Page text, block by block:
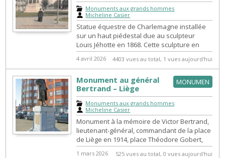
Monuments aux grands hommes
Micheline Casier
Statue équestre de Charlemagne installée
sur un haut piédestal due au sculpteur
Louis Jéhotte en 1868. Cette sculpture en
bronze, prévue initialement pour la...
4 avril 2026 4403 vues au total, 1 vues aujourd'hui
MONUMEN
Monument au général
Bertrand – Liège
Monuments aux grands hommes
Micheline Casier
Monument à la mémoire de Victor Bertrand,
lieutenant-général, commandant de la place
de Liège en 1914, place Théodore Gobert,
devant le pont d'Amercœur.
1 mars 2026 525 vues au total, 0 vues aujourd'hui